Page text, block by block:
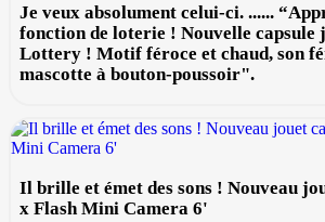
Je veux absolument celui-ci. ......
fonction de loterie ! Nouvelle
Lottery ! Motif féroce et chaud, son
mascotte à bouton-poussoir".
Il brille et émet des sons ! Nouveau
x Flash Mini Camera 6'